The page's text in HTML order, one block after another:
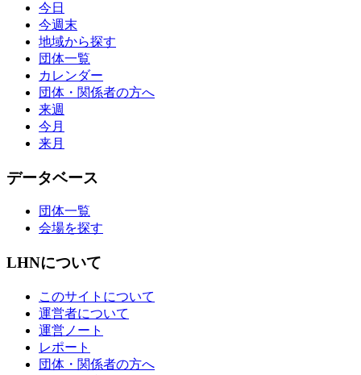
今日
今週末
地域から探す
団体一覧
カレンダー
団体・関係者の方へ
来週
今月
来月
データベース
団体一覧
会場を探す
LHNについて
このサイトについて
運営者について
運営ノート
レポート
団体・関係者の方へ